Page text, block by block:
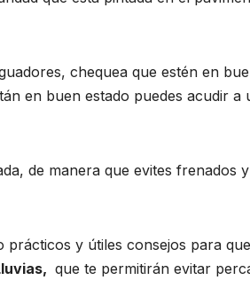
chequea que estén en
en buen estado puedes acudir a
de manera que evites frenados
y útiles consejos para
que te permitirán evitar